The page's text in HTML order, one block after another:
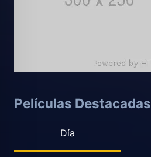
Películas Destacadas
Día